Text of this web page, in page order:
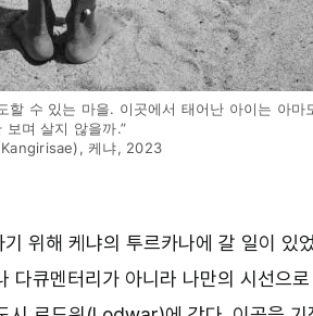
할 수 있는 마을. 이곳에서 태어난 아이는 아마
보며 살지 않을까.”
케냐, 2023
위해 케냐의 투르카나에 갈 일이 있
다큐멘터리가 아니라 나만의 시선으